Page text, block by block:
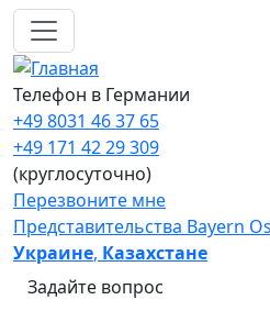
Перейти к основному
Телефон в Германии
+49 8031 46 37 65
+49 171 42 29 309
(круглосуточно)
Перезвоните мне
Представительства Bayern
Украине, Казахстане
Задайте вопрос